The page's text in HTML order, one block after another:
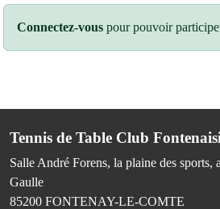
Connectez-vous pour pouvoir
Tennis de Table Club
Salle André Forens, la plaine des sports,
Gaulle
85200 FONTENAY-LE-COMTE